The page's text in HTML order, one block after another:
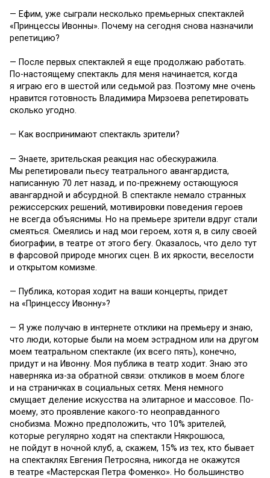
— Ефим, уже сыграли несколько премьерных спектаклей
«Принцессы Ивонны». Почему на сегодня снова назначили
репетицию?
— После первых спектаклей я еще продолжаю работать.
По-настоящему спектакль для меня начинается, когда
я играю его в шестой или седьмой раз. Поэтому мне очень
нравится готовность Владимира Мирзоева репетировать
сколько угодно.
— Как воспринимают спектакль зрители?
— Знаете, зрительская реакция нас обескуражила.
Мы репетировали пьесу театрального авангардиста,
написанную 70 лет назад, и по-прежнему остающуюся
авангардной и абсурдной. В спектакле немало странных
режиссерских решений, мотивировки поведения героев
не всегда объяснимы. Но на премьере зрители вдруг стали
смеяться. Смеялись и над мои героем, хотя я, в силу своей
биографии, в театре от этого бегу. Оказалось, что дело тут
в фарсовой природе многих сцен. В их яркости, веселости
и открытом комизме.
— Публика, которая ходит на ваши концерты, придет
на «Принцессу Ивонну»?
— Я уже получаю в интернете отклики на премьеру и знаю,
что люди, которые были на моем эстрадном или на другом
моем театральном спектакле (их всего пять), конечно,
придут и на Ивонну. Моя публика в театр ходит. Знаю это
наверняка из-за обратной связи: откликов в моем блоге
и на страничках в социальных сетях. Меня немного
смущает деление искусства на элитарное и массовое. По-
моему, это проявление какого-то неоправданного
снобизма. Можно предположить, что 10% зрителей,
которые регулярно ходят на спектакли Някрошюса,
не пойдут в ночной клуб, а, скажем, 15% из тех, кто бывает
на спектаклях Евгения Петросяна, никогда не окажутся
в театре «Мастерская Петра Фоменко». Но большинство